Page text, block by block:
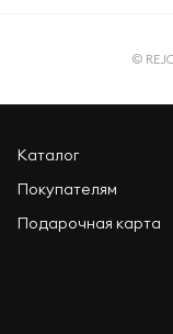
©
Каталог
Покупателям
Подарочная карта